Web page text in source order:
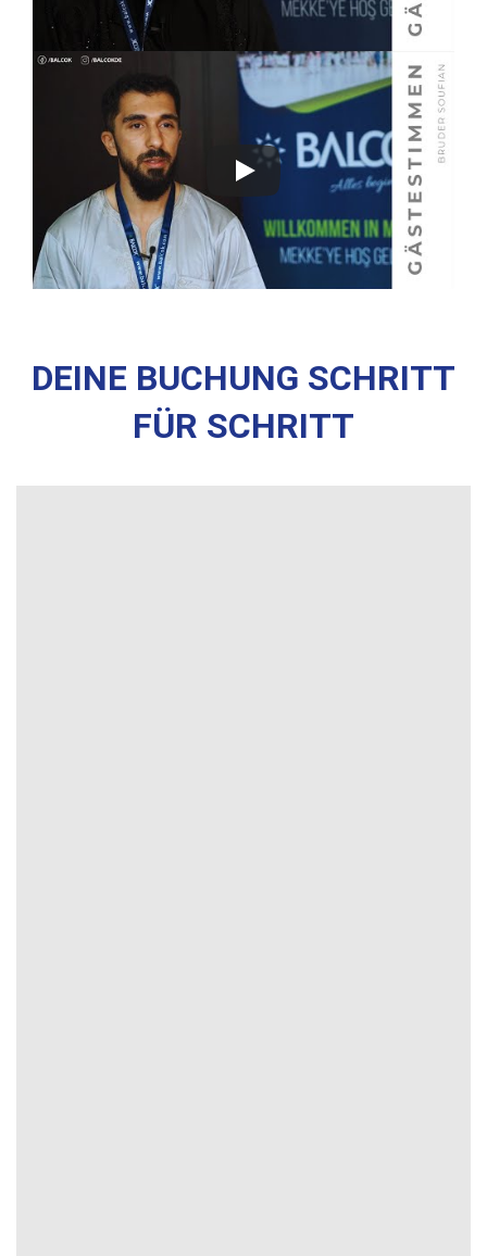
DEINE BUCHUNG SCHRITT
FÜR SCHRITT